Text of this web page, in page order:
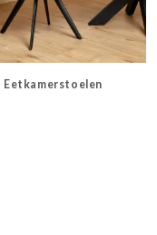
Eetkamerstoelen